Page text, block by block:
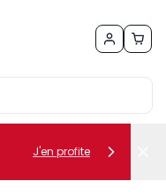
J'en profite